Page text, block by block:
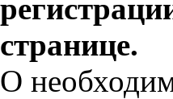
странице.
О